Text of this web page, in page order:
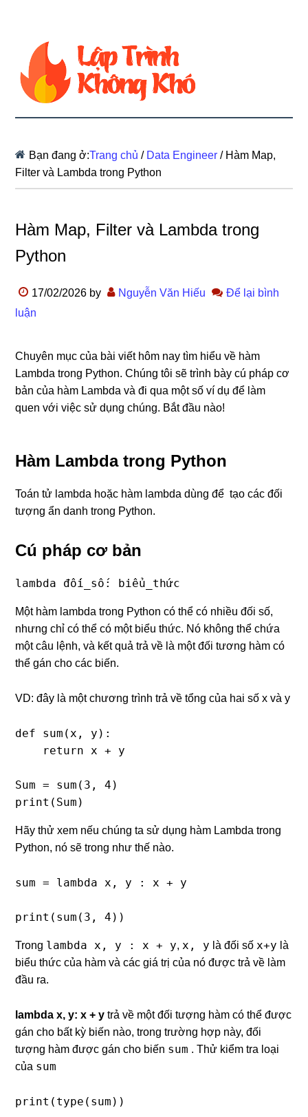
Bạn đang ở:Trang chủ / Data Engineer /Hàm Map,
Filter và Lambda trong Python
Hàm Map, Filter và Lambda trong
Python
17/02/2026 by Nguyễn Văn Hiếu
Để lại bình
luận
Chuyên mục của bài viết hôm nay tìm hiểu về hàm
Lambda trong Python. Chúng tôi sẽ trình bày cú pháp cơ
bản của hàm Lambda và đi qua một số ví dụ để làm
quen với việc sử dụng chúng. Bắt đầu nào!
Hàm Lambda trong Python
Toán tử lambda hoặc hàm lambda dùng để tạo các đối
tượng ẩn danh trong Python.
Cú pháp cơ bản
lambda đối_số: biểu_thức
Một hàm lambda trong Python có thể có nhiều đối số,
nhưng chỉ có thể có một biểu thức. Nó không thể chứa
một câu lệnh, và kết quả trả về là một đối tương hàm có
thể gán cho các biến.
VD: đây là một chương trình trả về tổng của hai số x và y
def sum(x, y):
    return x + y
Sum = sum(3, 4)
print(Sum)
Hãy thử xem nếu chúng ta sử dụng hàm Lambda trong
Python, nó sẽ trong như thế nào.
sum = lambda x, y : x + y
print(sum(3, 4))
Trong lambda x, y : x + y, x, y là đối số x+y là
biểu thức của hàm và các giá trị của nó được trả về làm
đầu ra.
lambda x, y: x + y trả về một đối tượng hàm có thể được
gán cho bất kỳ biến nào, trong trường hợp này, đối
tượng hàm được gán cho biến sum . Thử kiểm tra loại
của sum
print(type(sum))